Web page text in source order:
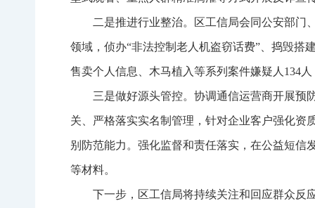
二是推进行业整治。区工信局会同公安部门
领域，侦办“非法控制老人机盗窃话费”、捣毁搭
售卖个人信息、木马植入等系列案件嫌疑人134
三是做好源头管控。协调通信运营商开展预
关、严格落实实名制管理，针对企业客户强化资
别防范能力。强化监督和责任落实，在公益短信
等材料。
下一步，区工信局将持续关注和回应群众反